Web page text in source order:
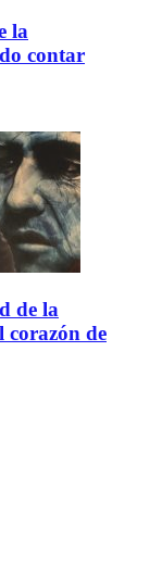
la
contar
de la
corazón de